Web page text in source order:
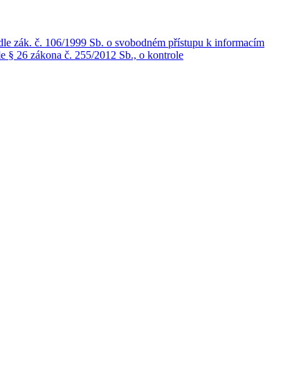
zák. č. 106/1999 Sb. o svobodném přístupu k informacím
§ 26 zákona č. 255/2012 Sb., o kontrole